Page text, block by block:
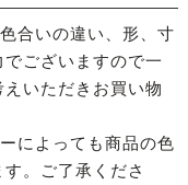
合いの違い、形、寸
ございますので一
いただきお買い物
によっても商品の色
。ご了承くださ